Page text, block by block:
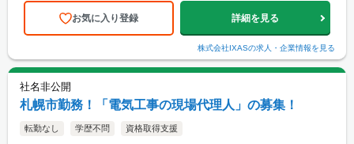
お気に入り登録 詳細を見る
株式会社IXASの求人・企業情報を見る
社名非公開
札幌市勤務！「電気工事の現場代理人」の募集！
転勤なし 学歴不問 資格取得支援